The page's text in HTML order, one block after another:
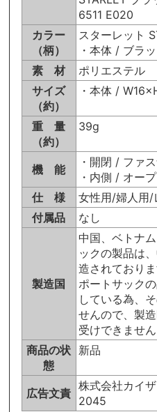
6511 E020
カラー
（柄）
スターレット
・本体 / ブラ
素 材
ポリエステル
サイズ
（約）
・本体 /
重 量
（約）
39g
機 能
・開閉 / ファ
・内側 / オー
仕 様
女性用/婦人用/
付属品
なし
製造国
中国、ベトナ
ックの製品は
造されており
ポートサック
している為、
せんので、製
受けできません
商品の状
態
新品
広告文責
株式会社カイ
2045